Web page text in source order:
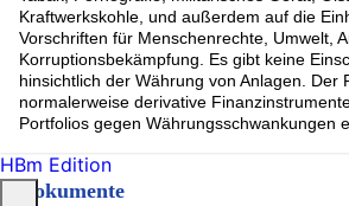
Kraftwerkskohle, und außerdem auf die
Vorschriften für Menschenrechte, Umwelt,
Korruptionsbekämpfung. Es gibt keine
hinsichtlich der Währung von Anlagen. Der
normalerweise derivative
Portfolios gegen Währungsschwankungen
Dokumente
HBm Edition